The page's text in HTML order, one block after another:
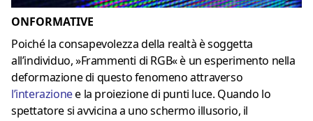
ONFORMATIVE
Poiché la consapevolezza della realtà è soggetta
all’individuo, »Frammenti di RGB« è un esperimento nella
deformazione di questo fenomeno attraverso
l’interazionee la proiezione di punti luce. Quando lo
spettatore si avvicina a uno schermo illusorio, il